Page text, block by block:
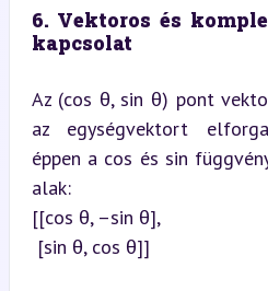
6. Vektoros és
kapcsolat
Az (cos θ, sin θ) pont
az egységvektort
éppen a cos és sin
alak:
[[cos θ, –sin θ],
[sin θ, cos θ]]